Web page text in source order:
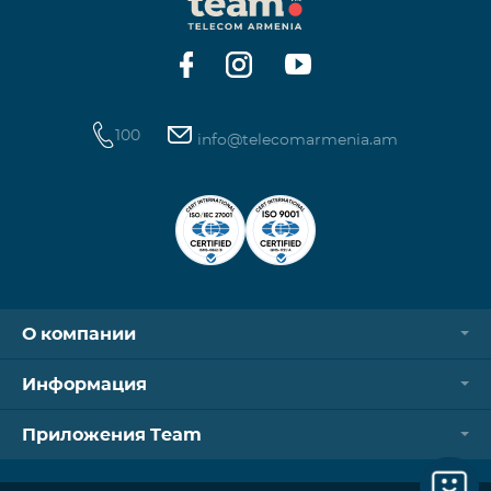
операторов. Для корректной идентификации Wi-
Fi и VPN должны быть отключен
100 info@telecomarmenia.am
О компании
Информация
Приложения Team